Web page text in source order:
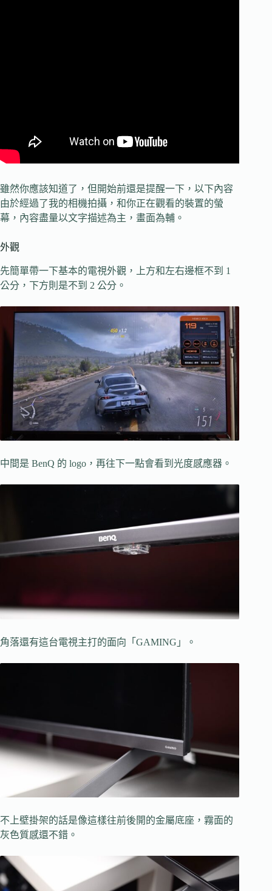
雖然你應該知道了，但開始前還是提醒一下，以下內容
由於經過了我的相機拍攝，和你正在觀看的裝置的螢
幕，內容盡量以文字描述為主，畫面為輔。
外觀
先簡單帶一下基本的電視外觀，上方和左右邊框不到 1
公分，下方則是不到 2 公分。
中間是 BenQ 的 logo，再往下一點會看到光度感應器。
角落還有這台電視主打的面向「GAMING」。
不上壁掛架的話是像這樣往前後開的金屬底座，霧面的
灰色質感還不錯。